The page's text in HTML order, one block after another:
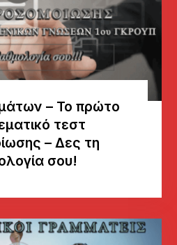
– Το πρώτο
τεστ
– Δες τη
σου!